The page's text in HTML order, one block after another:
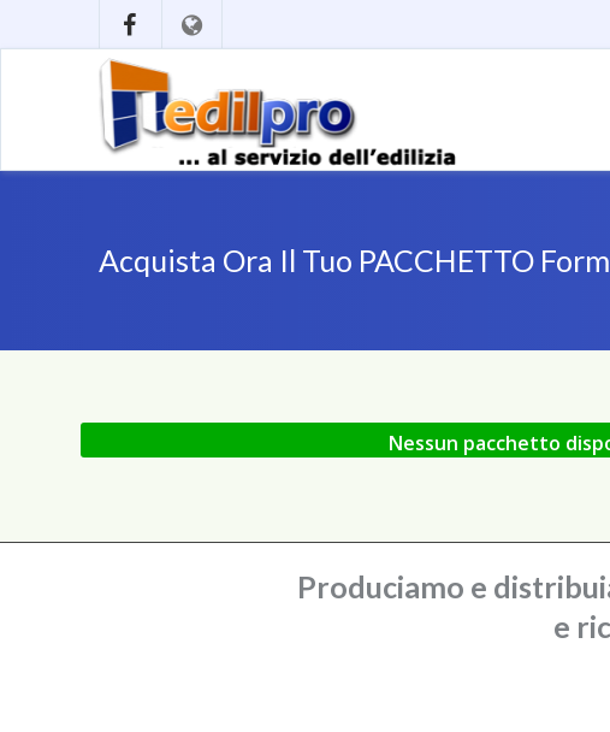
Acquista Ora Il Tuo PACCHETTO
Nessun pacchetto
Produciamo e
e